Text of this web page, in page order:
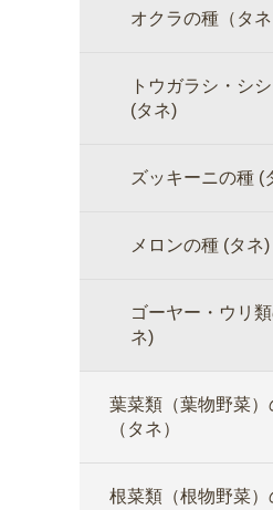
オクラの種（タネ
トウガラシ・シ
(タネ)
ズッキーニの種 (
メロンの種 (タネ)
ゴーヤー・ウリ
ネ)
葉菜類（葉物野菜）
（タネ）
根菜類（根物野菜）